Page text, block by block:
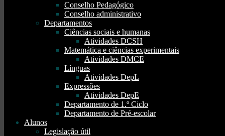
Conselho Pedagógico
Conselho administrativo
Departamentos
Ciências sociais e humanas
Atividades DCSH
Matemática e ciências experimentais
Atividades DMCE
Línguas
Atividades DepL
Expressões
Atividades DepE
Departamento de 1.º Ciclo
Departamento de Pré-escolar
Alunos
Legislação útil